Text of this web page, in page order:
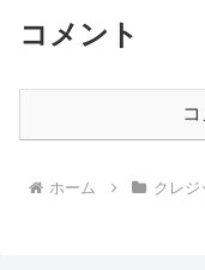
コメント
ホーム クレジ